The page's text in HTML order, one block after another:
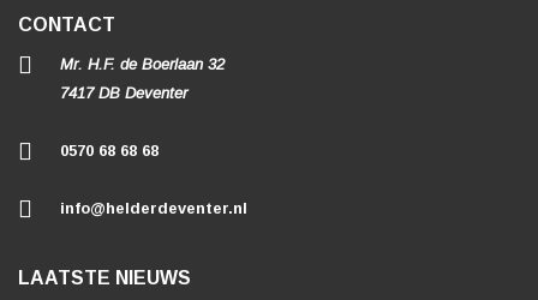
CONTACT
Mr. H.F. de Boerlaan 32
7417 DB Deventer
0570 68 68 68
info@helderdeventer.nl
LAATSTE NIEUWS